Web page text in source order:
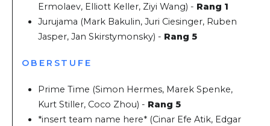
Ermolaev, Elliott Keller, Ziyi Wang) - Rang 1
Jurujama (Mark Bakulin, Juri Ciesinger, Ruben
Jasper, Jan Skirstymonsky) - Rang 5
OBERSTUFE
Prime Time (Simon Hermes, Marek Spenke,
Kurt Stiller, Coco Zhou) - Rang 5
*insert team name here* (Cinar Efe Atik, Edgar